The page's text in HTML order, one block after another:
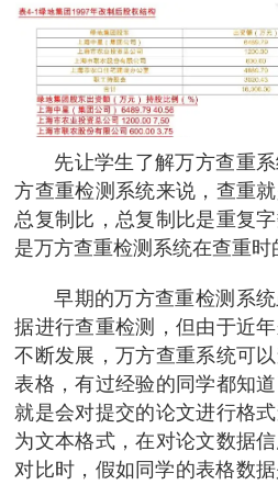
先让学生了解万方查重
方查重检测系统来说，查重
总复制比，总复制比是重复
是万方查重检测系统在查重时
早期的万方查重检测系
据进行查重检测，但由于近
不断发展，万方查重系统可
表格，有过经验的同学都知
就是会对提交的论文进行格
为文本格式，在对论文数据
对比时，假如同学的表格数